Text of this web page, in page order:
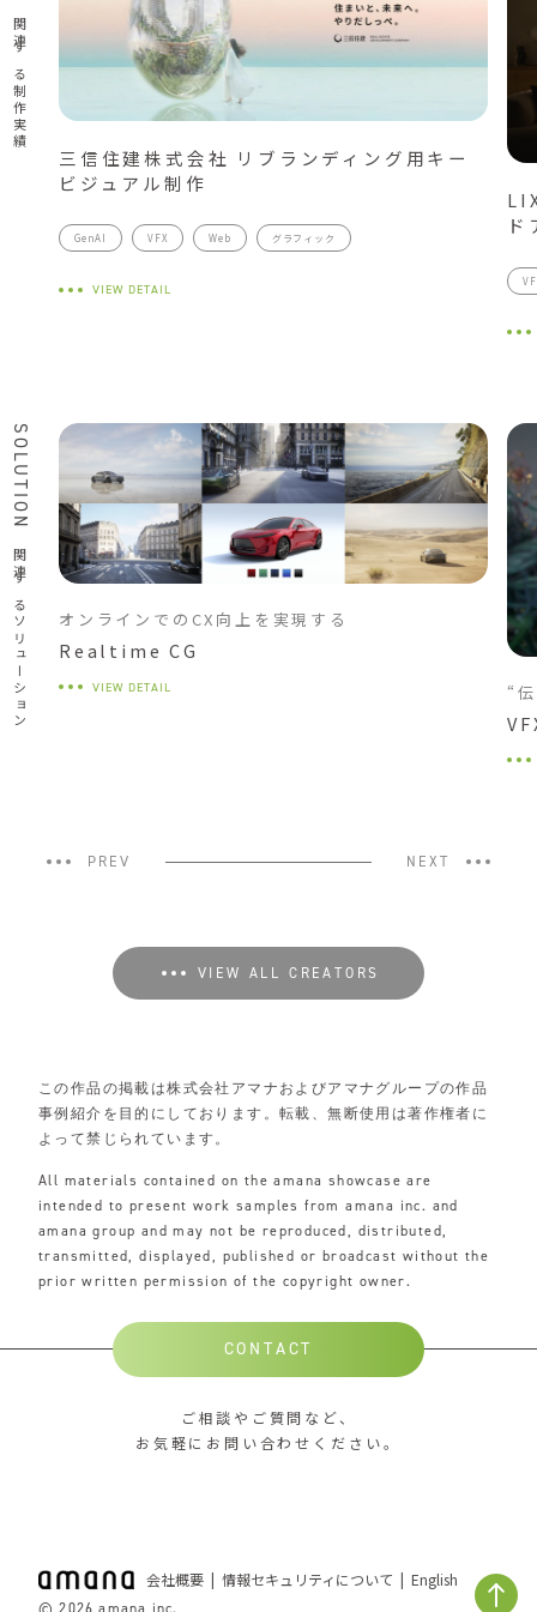
関連する制作実績
三信住建株式会社 リブランディング用キー
ビジュアル制作
GenAI VFX Web グラフィック
VIEW DETAIL
SOLUTION
関連するソリューション オンラインでのCX向上を実現する
Realtime CG
VIEW DETAIL “
PREV NEXT
VIEW ALL CREATORS
この作品の掲載は株式会社アマナおよびアマナグループの作品
事例紹介を目的にしております。転載、無断使用は著作権者に
よって禁じられています。
All materials contained on the amana showcase are
intended to present work samples from amana inc. and
amana group and may not be reproduced, distributed,
transmitted, displayed, published or broadcast without the
prior written permission of the copyright owner.
CONTACT
ご相談やご質問など、
お気軽にお問い合わせください。
会社概要 情報セキュリティについて English
© 2026 amana inc.